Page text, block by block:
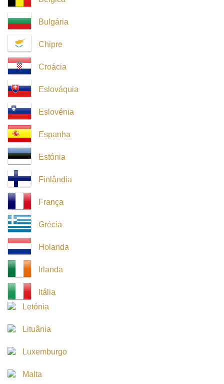
Bulgária
Chipre
Croácia
Eslováquia
Eslovénia
Espanha
Estónia
Finlândia
França
Grécia
Holanda
Irlanda
Itália
Letónia
Lituânia
Luxemburgo
Malta